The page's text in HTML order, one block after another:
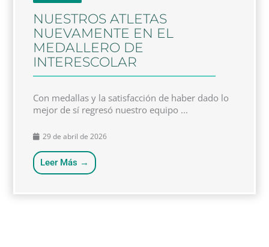
NUESTROS ATLETAS
NUEVAMENTE EN EL
MEDALLERO DE
INTERESCOLAR
Con medallas y la satisfacción de haber dado lo
mejor de sí regresó nuestro equipo ...
29 de abril de 2026
Leer Más →